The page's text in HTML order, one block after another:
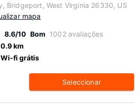
Bridgeport, West Virginia 26330, US
mapa
8.6/10 Bom 1002 avaliações
0.9 km
Wi-fi grátis
Seleccionar